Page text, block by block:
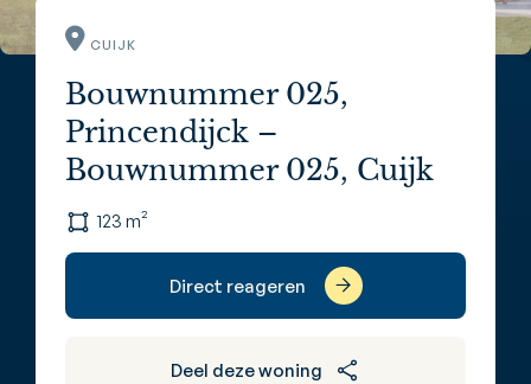
CUIJK
Bouwnummer 025,
Princendijck –
Bouwnummer 025, Cuijk
123 m²
Direct reageren
Deel deze woning